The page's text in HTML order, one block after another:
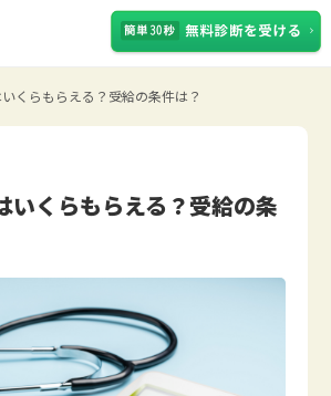
くらもらえる？受給の条件は？
いくらもらえる？受給の条